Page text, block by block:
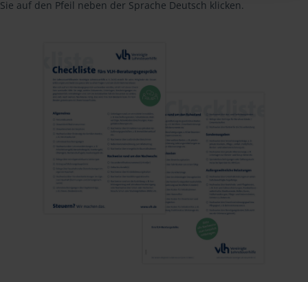
Sie auf den Pfeil neben der Sprache Deutsch klicken.